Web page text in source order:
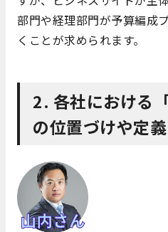
部門や経理部門が予算編成
くことが求められます。
2. 各社における
の位置づけや定